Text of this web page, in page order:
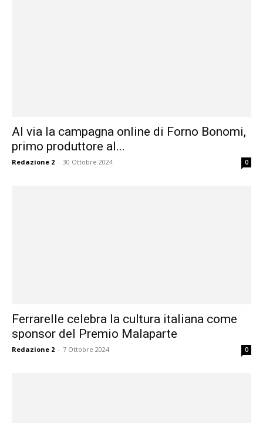
Al via la campagna online di Forno Bonomi,
primo produttore al...
Redazione 2 - 30 Ottobre 2024 0
Ferrarelle celebra la cultura italiana come
sponsor del Premio Malaparte
Redazione 2 - 7 Ottobre 2024 0